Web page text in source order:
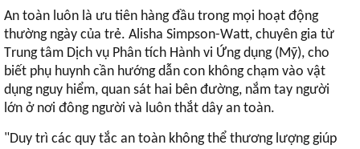
An toàn luôn là ưu tiên hàng đầu trong mọi hoạt động
thường ngày của trẻ. Alisha Simpson-Watt, chuyên gia từ
Trung tâm Dịch vụ Phân tích Hành vi Ứng dụng (Mỹ), cho
biết phụ huynh cần hướng dẫn con không chạm vào vật
dụng nguy hiểm, quan sát hai bên đường, nắm tay người
lớn ở nơi đông người và luôn thắt dây an toàn.
"Duy trì các quy tắc an toàn không thể thương lượng giúp